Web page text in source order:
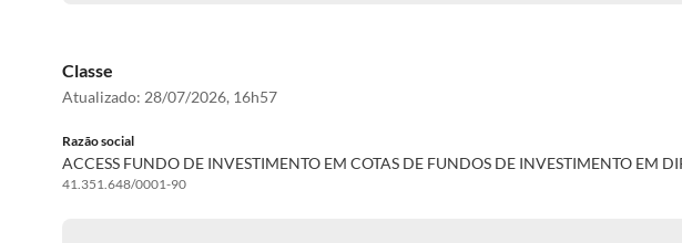
Classe
Atualizado: 28/07/2026, 16h57
Razão social
ACCESS FUNDO DE INVESTIMENTO EM COTAS DE FUNDOS DE INVESTIMENTO EM
41.351.648/0001-90